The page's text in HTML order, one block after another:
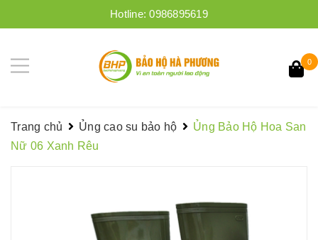
Hotline:0986895619
0
Trang chủ Ủng cao su bảo hộ
Ủng Bảo Hộ Hoa San
Nữ 06 Xanh Rêu